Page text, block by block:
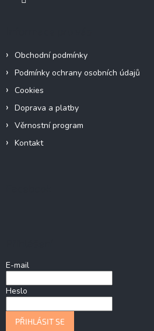
Obchodní podmínky
Podmínky ochrany osobních údajů
Cookies
Doprava a platby
Věrnostní program
Kontakt
E-mail
Heslo
PŘIHLÁSIT SE